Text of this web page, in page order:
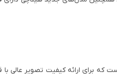
که برای ارائه کیفیت تصویر